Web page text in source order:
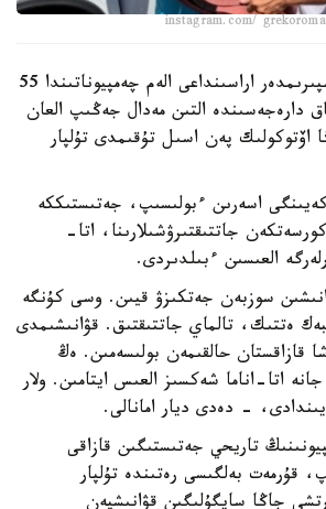
باكۋدە وتكەن جاسوسپىرىمدەر اراسىنداعى الەم چەمپيوناتىندا 55
دارەجەسىندە التىن مەدال جەڭىپ العان
اۆتوكولىك پەن اسىل تۇقىمدى تۇلپار
اسەرىن ءبولىسىپ، جەتىستىككە
جاتتىقتىرۋشىلارىنا، اتا-
العىسىن ءبىلدىردى.
سوزبەن جەتكىزۋ قيىن. وسى كۇنگە
ەتتىك، تالماي جاتتىقتىق. قۋانىشىمدى
قازاقستان حالقىمەن بولىسەمىن. ەڭ
اتا-اناما شەكسىز العىس ايتامىن. ولار
- دەدى ديار امانالى.
تاريحي جەتىستىگىن قازاقى
قۇرمەت بەلگىسى رەتىندە تۇلپار